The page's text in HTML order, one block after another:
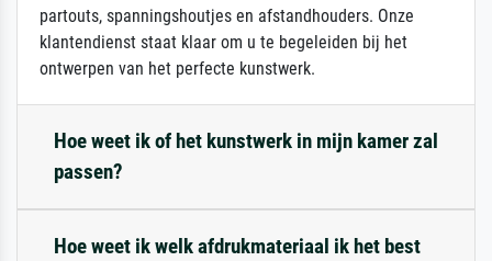
partouts, spanningshoutjes en afstandhouders. Onze
klantendienst staat klaar om u te begeleiden bij het
ontwerpen van het perfecte kunstwerk.
Hoe weet ik of het kunstwerk in mijn kamer zal
passen?
Hoe weet ik welk afdrukmateriaal ik het best